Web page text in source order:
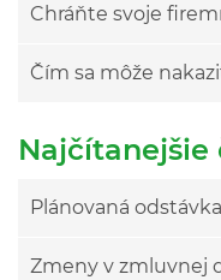
Chráňte svoje
Čím sa môže
Najčítanejšie
Plánovaná odstávka
Zmeny v zmluvnej